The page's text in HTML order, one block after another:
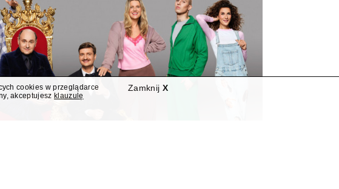
Zamknij X
cookies w przeglądarce
akceptujesz klauzulę